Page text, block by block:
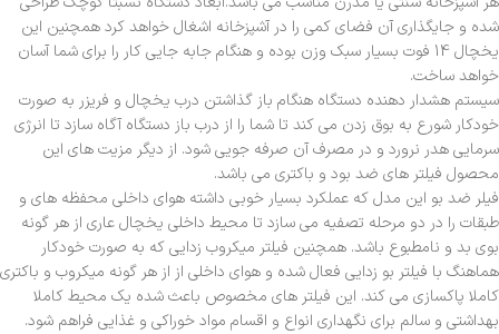
شده و جایگذاری آن فضای کمی را در آشپزخانه اشغال خواهد کرد همچنین این
یخچال 14 فوت بسیار سبک وزن بوده و هنگام جابه جایی کار را برای شما آسان
خواهد ساخت.
سیستم هشدار دهنده دستگاه هنگام باز گذاشتن درب یخچال و فریزر به صورت
خودکار شورع به بوق زدن می کند تا شما را از درب باز دستگاه آگاه سازد تا انرژی
سرمایی هدر نرورد و در مصرف آن صرفه جویی شود. از دیگر مزیت های این
محصول فیلتر های ضد بود و باکتری می باشد.
فیلر ضد بو این مدل که عملکرد بسیار خوبی داشته هوای داخلی محفظه های و
طبقات را در دو مرحله تصفیه می سازد تا محیط داخلی یخچال عاری از هر گونه
بوی بد و نامطبوع باشد. همچنین فیلتر میکروب زدایی که به صورت خودکار
هماهنگ با فیلتر بو زدایی فعال شده و هوای داخلی از از هر گونه میکروب و باکتری
کاملا پاکسازی می کند. این فیلتر های مخصوص باعث شده یک محیط کاملا
بهداشتی و سالم برای نگهداری انواع و اقسام مواد خوراکی و غذایی فراهم شود.